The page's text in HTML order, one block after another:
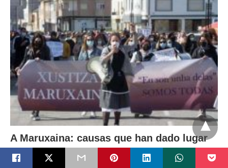
A Maruxaina: causas que han dado lugar
al sobreseimiento del asunto